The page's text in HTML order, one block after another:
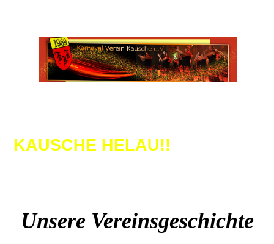
KAUSCHE HELAU!!
Unsere Vereinsgeschichte